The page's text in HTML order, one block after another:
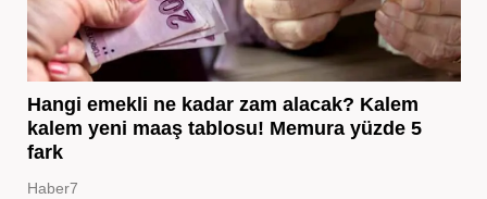
Hangi emekli ne kadar zam alacak? Kalem
kalem yeni maaş tablosu! Memura yüzde 5
fark
Haber7